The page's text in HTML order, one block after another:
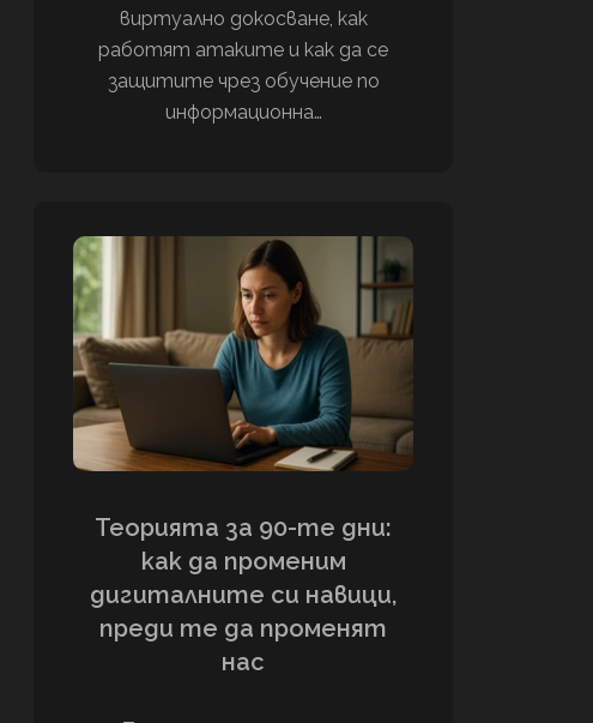
виртуално докосване, как
работят атаките и как да се
защитите чрез обучение по
информационна…
Теорията за 90-те дни:
как да променим
дигиталните си навици,
преди те да променят
нас